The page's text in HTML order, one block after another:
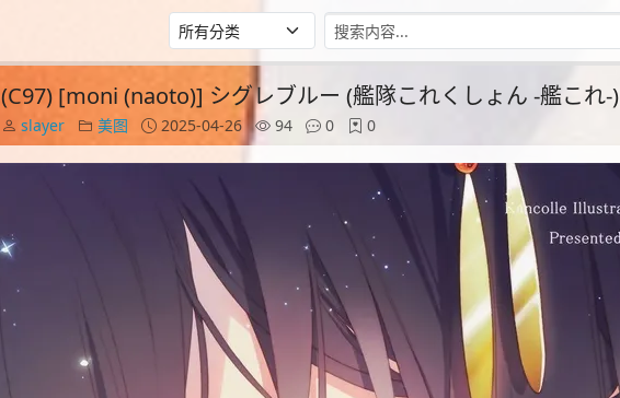
(C97) [moni (naoto)] シグレブルー (艦隊これくしょん -艦これ-)
slayer 美图 2025-04-26 94 0 0